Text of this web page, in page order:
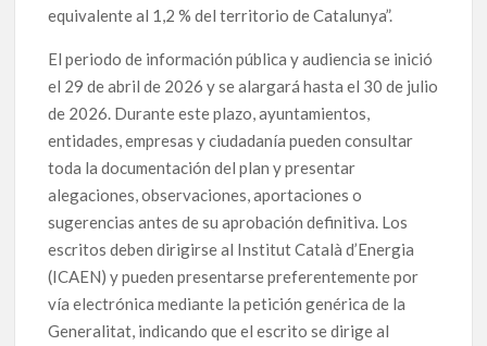
equivalente al 1,2 % del territorio de Catalunya”.
El periodo de información pública y audiencia se inició
el 29 de abril de 2026 y se alargará hasta el 30 de julio
de 2026. Durante este plazo, ayuntamientos,
entidades, empresas y ciudadanía pueden consultar
toda la documentación del plan y presentar
alegaciones, observaciones, aportaciones o
sugerencias antes de su aprobación definitiva. Los
escritos deben dirigirse al Institut Català d’Energia
(ICAEN) y pueden presentarse preferentemente por
vía electrónica mediante la petición genérica de la
Generalitat, indicando que el escrito se dirige al